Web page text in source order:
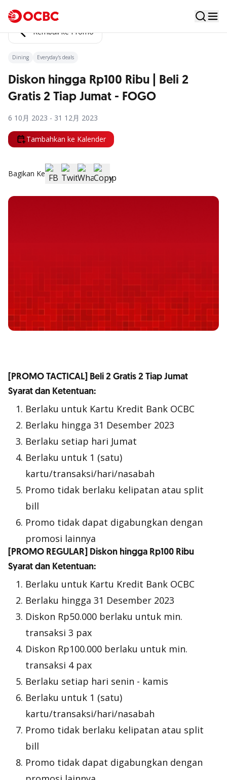
Kembali ke Promo
Dining Everyday's deals
Diskon hingga Rp100 Ribu | Beli 2
Gratis 2 Tiap Jumat - FOGO
6 10月 2023 - 31 12月 2023
Tambahkan ke Kalender
Bagikan Ke
[PROMO TACTICAL] Beli 2 Gratis 2 Tiap Jumat
Syarat dan Ketentuan:
Berlaku untuk Kartu Kredit Bank OCBC
Berlaku hingga 31 Desember 2023
Berlaku setiap hari Jumat
Berlaku untuk 1 (satu)
kartu/transaksi/hari/nasabah
Promo tidak berlaku kelipatan atau split
bill
Promo tidak dapat digabungkan dengan
promosi lainnya
[PROMO REGULAR] Diskon hingga Rp100 Ribu
Syarat dan Ketentuan:
Berlaku untuk Kartu Kredit Bank OCBC
Berlaku hingga 31 Desember 2023
Diskon Rp50.000 berlaku untuk min.
transaksi 3 pax
Diskon Rp100.000 berlaku untuk min.
transaksi 4 pax
Berlaku setiap hari senin - kamis
Berlaku untuk 1 (satu)
kartu/transaksi/hari/nasabah
Promo tidak berlaku kelipatan atau split
bill
Promo tidak dapat digabungkan dengan